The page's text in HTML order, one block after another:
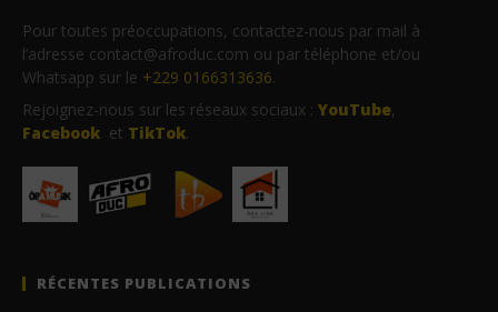
Pour toutes préoccupations, contactez-nous par mail à
l’adresse contact@afroduc.com ou par téléphone et/ou
Whatsapp sur le +229 0166313636.
Rejoignez-nous sur les réseaux sociaux : YouTube,
Facebook et TikTok.
RÉCENTES PUBLICATIONS